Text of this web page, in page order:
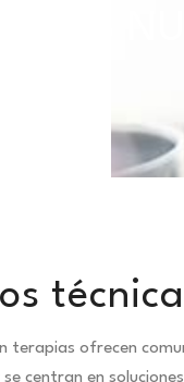
TODAS
terapias ofrecen
centran en